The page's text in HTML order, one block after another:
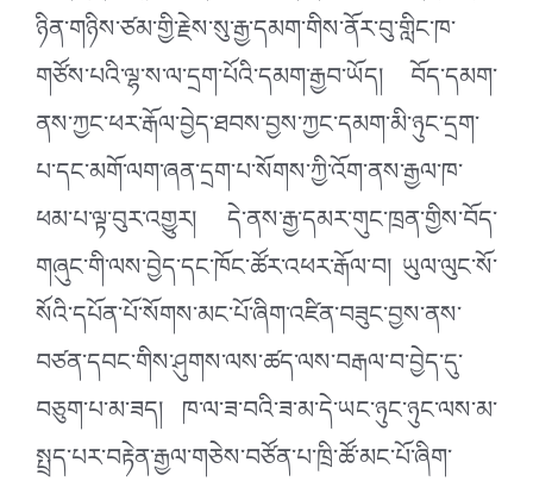
ཉིན་གཉིས་ཙམ་གྱི་རྗེས་སུ་རྒྱ་དམག་གིས་ནོར་བུ་གླིང་ཁ་
གཙོས་པའི་ལྷ་ས་ལ་དྲག་པོའི་དམག་རྒྱབ་ཡོད། བོད་དམག་
ནས་ཀྱང་ཕར་རྒོལ་བྱེད་ཐབས་བྱས་ཀྱང་དམག་མི་ཉུང་དྲག་
པ་དང་མགོ་ལག་ཞན་དྲག་པ་སོགས་ཀྱི་འོག་ནས་རྒྱལ་ཁ་
ཕམ་པ་ལྟ་བུར་འགྱུར། དེ་ནས་རྒྱ་དམར་གུང་ཁྲན་གྱིས་བོད་
གཞུང་གི་ལས་བྱེད་དང་ཁོང་ཚོར་འཕར་རྒོལ་བ། ཡུལ་ལུང་སོ་
སོའི་དཔོན་པོ་སོགས་མང་པོ་ཞིག་འཛིན་བཟུང་བྱས་ནས་
བཙན་དབང་གིས་ཤུགས་ལས་ཚད་ལས་བརྒལ་བ་བྱེད་དུ་
བཅུག་པ་མ་ཟད། ཁ་ལ་ཟ་བའི་ཟ་མ་དེ་ཡང་ཉུང་ཉུང་ལས་མ་
སྤྲད་པར་བརྟེན་རྒྱལ་གཅེས་བཙོན་པ་ཁྲི་ཚོ་མང་པོ་ཞིག་